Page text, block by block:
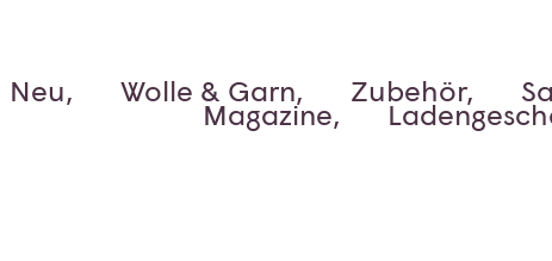
Neu, Wolle & Garn, Zubehör,
Magazine,